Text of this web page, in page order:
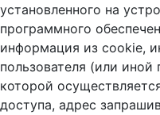
установленного на
программного
информация из cookie,
пользователя (или
которой
доступа, адрес